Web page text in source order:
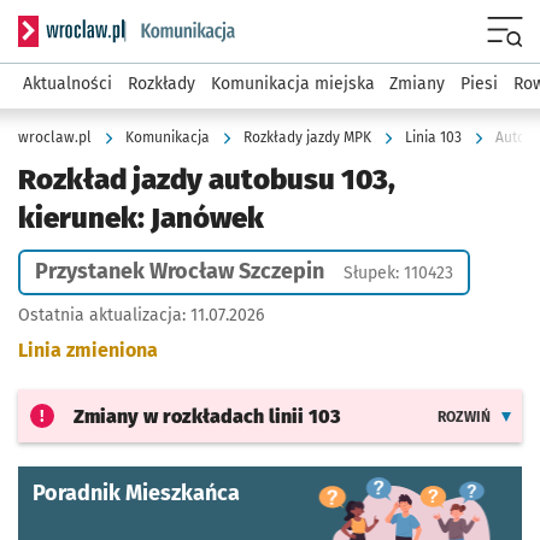
Serwis informacyjny wroclaw.pl podserwis: Komunikacja
Aktualności Rozkłady Komunikacja miejska Zmiany Piesi
wroclaw.pl Komunikacja Rozkłady jazdy MPK Linia 103
Rozkład jazdy autobusu 103,
kierunek: Janówek
Przystanek Wrocław Szczepin Słupek: 110423
Ostatnia aktualizacja: 11.07.2026
Linia zmieniona
Zmiany w rozkładach linii 103 ROZWIŃ
Poradnik Mieszkańca